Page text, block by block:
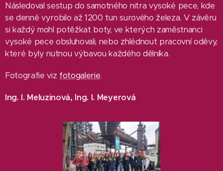
Následoval sestup do samotného nitra vysoké pece, kde
se denně vyrobilo až 1200 tun surového železa. V závěru
si každý mohl potěžkat boty, ve kterých zaměstnanci
vysoké pece obsluhovali, nebo zhlédnout pracovní oděvy,
které byly nutnou výbavou každého dělníka.
Fotografie viz fotogalerie.
Ing. I. Meluzinová, Ing. I. Meyerová